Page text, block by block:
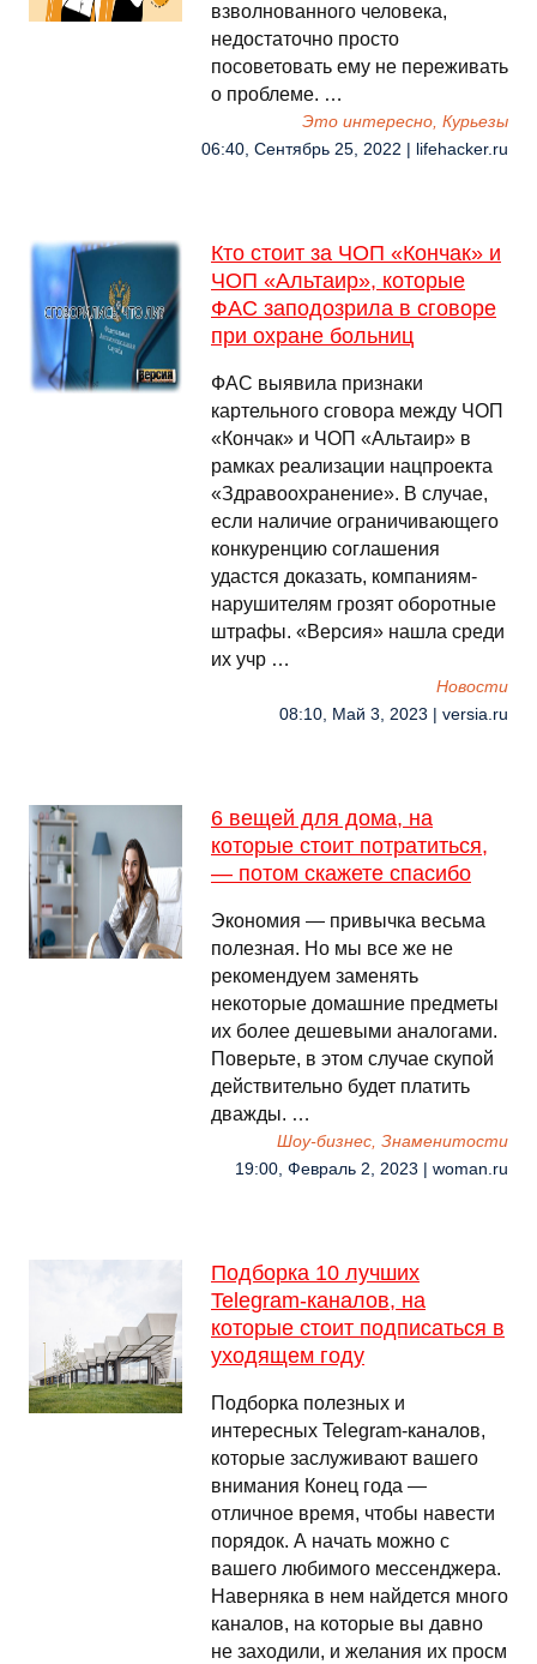
взволнованного человека,
недостаточно просто
посоветовать ему не переживать
о проблеме. …
Это интересно, Курьезы
06:40, Сентябрь 25, 2022 | lifehacker.ru
Кто стоит за ЧОП «Кончак» и
ЧОП «Альтаир», которые
ФАС заподозрила в сговоре
при охране больниц
ФАС выявила признаки
картельного сговора между ЧОП
«Кончак» и ЧОП «Альтаир» в
рамках реализации нацпроекта
«Здравоохранение». В случае,
если наличие ограничивающего
конкуренцию соглашения
удастся доказать, компаниям-
нарушителям грозят оборотные
штрафы. «Версия» нашла среди
их учр …
Новости
08:10, Май 3, 2023 | versia.ru
6 вещей для дома, на
которые стоит потратиться,
— потом скажете спасибо
Экономия — привычка весьма
полезная. Но мы все же не
рекомендуем заменять
некоторые домашние предметы
их более дешевыми аналогами.
Поверьте, в этом случае скупой
действительно будет платить
дважды. …
Шоу-бизнес, Знаменитости
19:00, Февраль 2, 2023 | woman.ru
Подборка 10 лучших
Telegram-каналов, на
которые стоит подписаться в
уходящем году
Подборка полезных и
интересных Telegram-каналов,
которые заслуживают вашего
внимания Конец года —
отличное время, чтобы навести
порядок. А начать можно с
вашего любимого мессенджера.
Наверняка в нем найдется много
каналов, на которые вы давно
не заходили, и желания их просм